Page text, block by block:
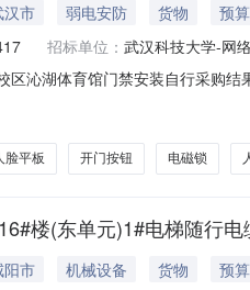
汉市 弱电安防 货物
预
招标单位： 武汉科技大学-网
区沁湖体育馆门禁安装自行采购
交清单2采购内容是否进口采购数
脸平板 开门按钮 电磁锁
楼(东单元)1#电梯随行
阳市 机械设备 货物
预